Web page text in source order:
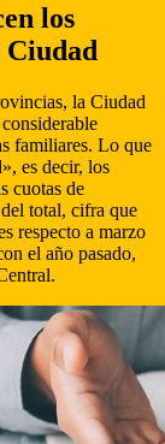
los
Ciudad
la Ciudad
familiares. Lo que
es decir, los
cuotas de
total, cifra que
respecto a marzo
el año pasado,